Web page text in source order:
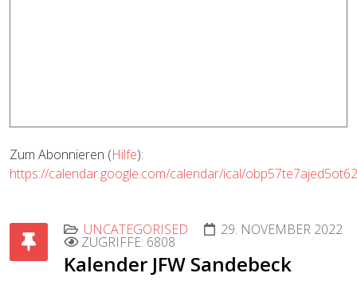
Zum Abonnieren (Hilfe):
https://calendar.google.com/calendar/ical/
UNCATEGORISED 29. NOVEMBER 2022
ZUGRIFFE: 6808
Kalender JFW Sandebeck